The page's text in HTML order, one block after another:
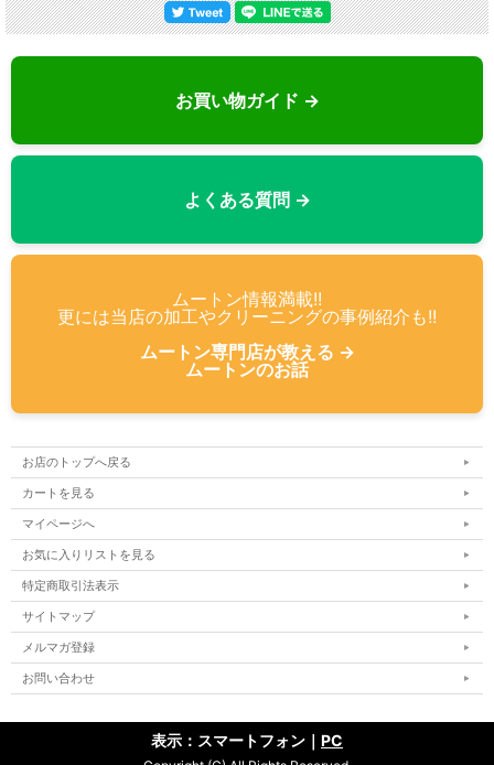
お買い物ガイド →
よくある質問 →
ムートン情報満載!!
更には当店の加工やクリーニングの事例紹介も!!
ムートン専門店が教える →
ムートンのお話
お店のトップへ戻る
カートを見る
マイページへ
お気に入りリストを見る
特定商取引法表示
サイトマップ
メルマガ登録
お問い合わせ
表示：スマートフォン｜ PC